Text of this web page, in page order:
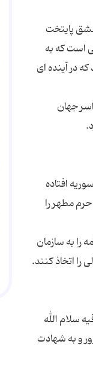
پایتخت
است که به
در آینده ای
جهان
افتاده
مطهر را
به سازمان
سلام الله
و به شهادت